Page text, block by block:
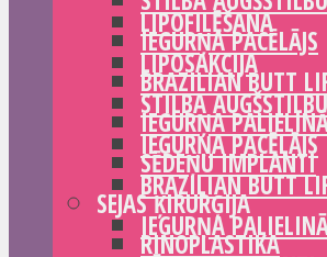
IEGURŅA PACĒLĀJS
BRAZILIAN BUTT
IEGURŅA
SĒDEŅU IMPLANTI
SEJAS ĶIRURĢIJA
RINOPLASTIKA
LIPOFILĒŠANA
LIPOSAKCIJA
STILBA
IEGURŅA PACĒLĀJS
BRAZILIAN BUTT
IEGURŅA